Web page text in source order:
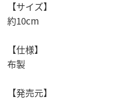
【サイズ】
約10cm
【仕様】
布製
【発売元】